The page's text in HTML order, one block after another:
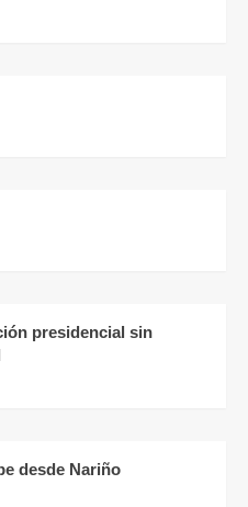
presidencial sin
desde Nariño